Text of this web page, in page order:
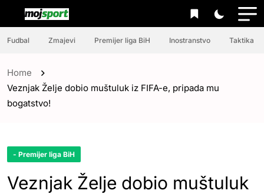
Fudbal Zmajevi Premijer liga BiH Inostranstvo Taktika
Home
Veznjak Želje dobio muštuluk iz FIFA-e, pripada mu
bogatstvo!
- Premijer liga BiH
Veznjak Želje dobio muštuluk